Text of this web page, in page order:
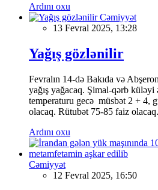
Ardını oxu
Cəmiyyət
13 Fevral 2025, 13:28
Yağış gözlənilir
Fevralın 14-də Bakıda və
yağış yağacaq. Şimal-qərb küləyi
temperaturu gecə müsbət 2 + 4,
olacaq. Rütubət 75-85 faiz olacaq.
Ardını oxu
Cəmiyyət
12 Fevral 2025, 16:50